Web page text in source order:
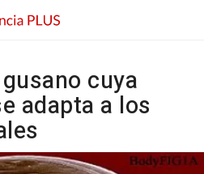
cuya
adapta a los